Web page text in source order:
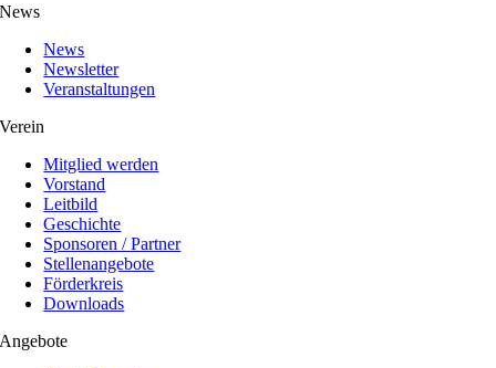
News
News
Newsletter
Veranstaltungen
Verein
Mitglied werden
Vorstand
Leitbild
Geschichte
Sponsoren / Partner
Stellenangebote
Förderkreis
Downloads
Angebote